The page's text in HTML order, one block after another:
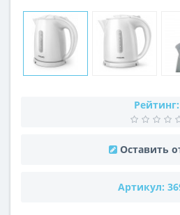
Рейтинг:
Оставить
Артикул: